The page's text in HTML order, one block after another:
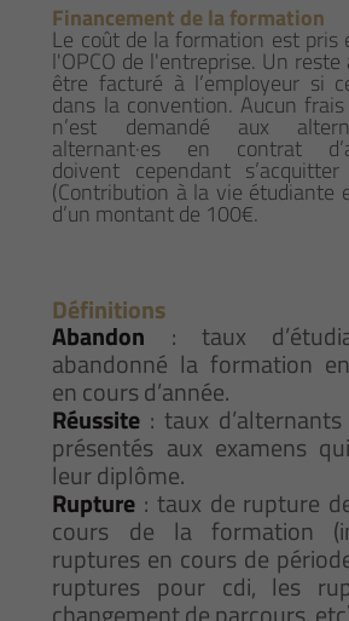
Financement de la formation
Le coût de la formation est pris
l'OPCO de l'entreprise. Un
être facturé à l’employeur si
dans la convention. Aucun
n’est demandé aux
alternant·es en contrat
doivent cependant
(Contribution à la vie étudiante
d’un montant de 100€.
Définitions
Abandon : taux
abandonné la formation
en cours d’année.
Réussite : taux
présentés aux examens
leur diplôme.
Rupture : taux de rupture
cours de la formation
ruptures en cours de
ruptures pour cdi, les